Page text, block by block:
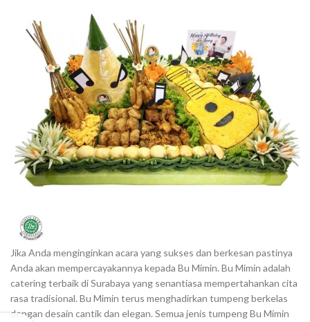
Jika Anda menginginkan acara yang sukses dan berkesan pastinya
Anda akan mempercayakannya kepada Bu Mimin. Bu Mimin adalah
catering terbaik di Surabaya yang senantiasa mempertahankan cita
rasa tradisional. Bu Mimin terus menghadirkan tumpeng berkelas
dengan desain cantik dan elegan. Semua jenis tumpeng Bu Mimin